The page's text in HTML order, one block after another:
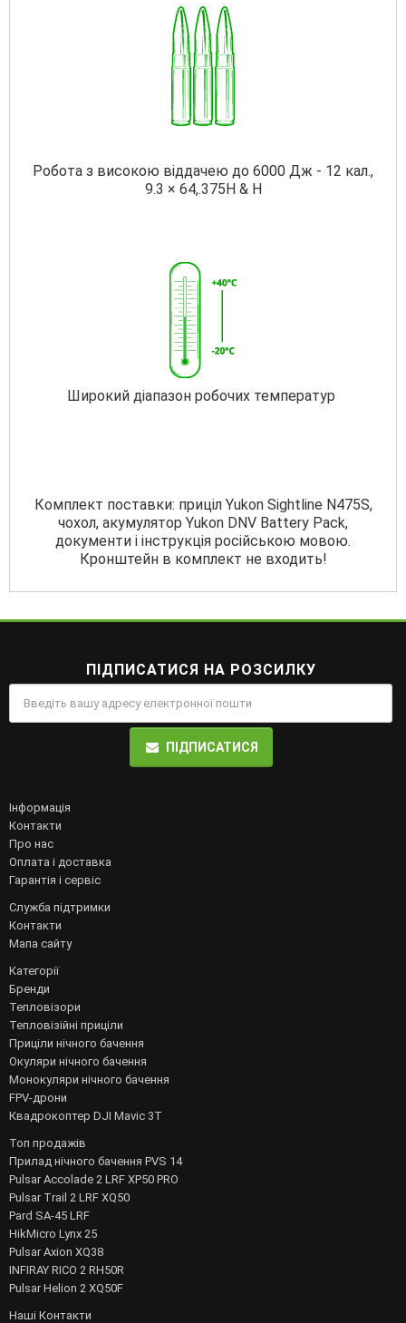
Робота з високою віддачею до 6000 Дж - 12 кал.,
9.3 × 64,.375H & H
Широкий діапазон робочих температур
Комплект поставки: приціл Yukon Sightline N475S,
чохол, акумулятор Yukon DNV Battery Pack,
документи і інструкція російською мовою.
Кронштейн в комплект не входить!
ПІДПИСАТИСЯ НА РОЗСИЛКУ
ПІДПИСАТИСЯ
Інформація
Контакти
Про нас
Оплата і доставка
Гарантія і сервіс
Служба підтримки
Контакти
Мапа сайту
Категорії
Бренди
Тепловізори
Тепловізійні приціли
Приціли нічного бачення
Окуляри нічного бачення
Монокуляри нічного бачення
FPV-дрони
Квадрокоптер DJI Mavic 3T
Топ продажів
Прилад нічного бачення PVS 14
Pulsar Accolade 2 LRF XP50 PRO
Pulsar Trail 2 LRF XQ50
Pard SA-45 LRF
HikMicro Lynx 25
Pulsar Axion XQ38
INFIRAY RICO 2 RH50R
Pulsar Helion 2 XQ50F
Наші Контакти